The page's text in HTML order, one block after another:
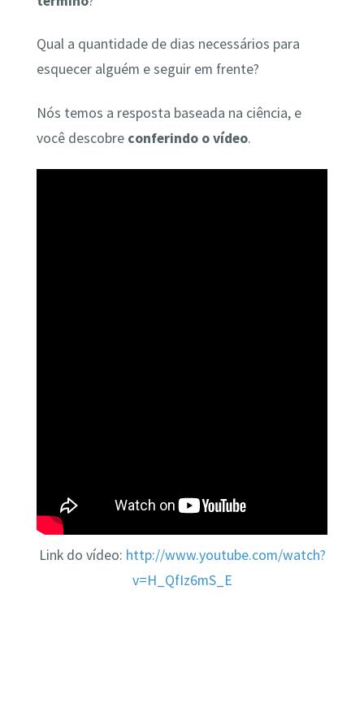
Qual a quantidade de dias necessários para
esquecer alguém e seguir em frente?
Nós temos a resposta baseada na ciência, e
você descobre conferindo o vídeo.
Link do vídeo: http://www.youtube.com/watch?
v=H_QfIz6mS_E